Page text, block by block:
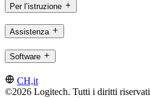
Per l’istruzione
Assistenza
Software
CH,it
©2026 Logitech. Tutti i diritti riservati